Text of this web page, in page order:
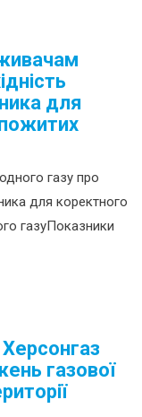
для
газу про
для коректного
газуПоказники
газової